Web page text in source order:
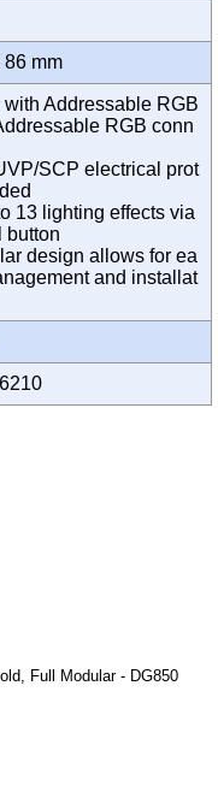
86 mm
Addressable RGB
RGB conn
SCP electrical prot
13 lighting effects via
button
design allows for ea
and installat
Full Modular - DG850